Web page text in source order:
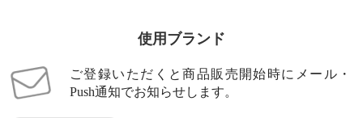
使用ブランド
ご登録いただくと商品販売開始時にメール・
Push通知でお知らせします。